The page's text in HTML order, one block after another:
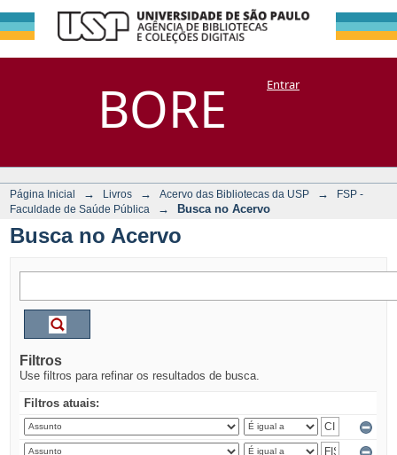
BORE
Busca no Acervo
DSpace/Manakin + CoriscoEntrar
Página Inicial → Livros → Acervo das Bibliotecas da USP →
FSP -
Faculdade de Saúde Pública
→ Busca no Acervo
Busca no Acervo
Filtros
Use filtros para refinar os resultados de busca.
Filtros atuais: